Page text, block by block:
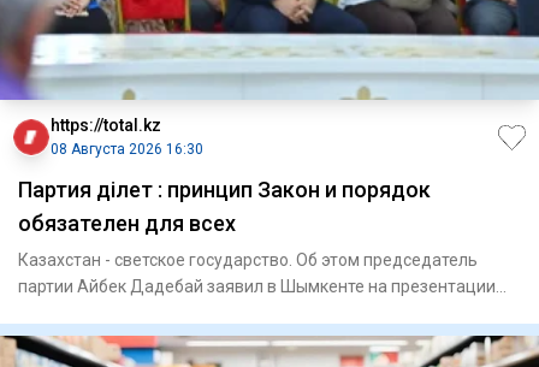
https://total.kz
08 Августа 2026 16:30
Партия Әділет : принцип Закон и порядок
обязателен для всех
Казахстан - светское государство. Об этом председатель
партии Айбек Дадебай заявил в Шымкенте на презентации